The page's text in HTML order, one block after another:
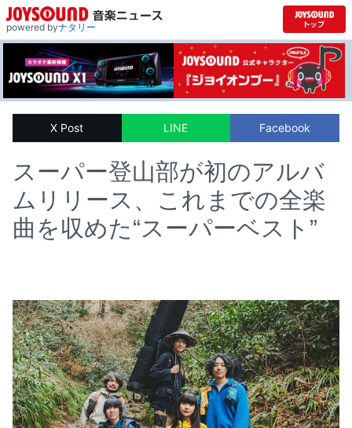
powered byナタリー
X Post LINE Facebook
スーパー登山部が初のアルバ
ムリリース、これまでの全楽
曲を収めた“スーパーベスト”